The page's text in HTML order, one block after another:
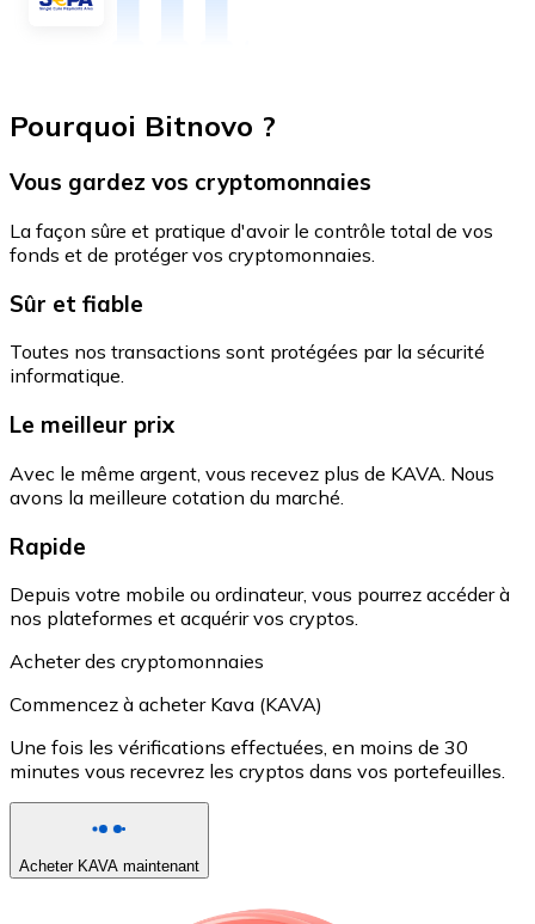
Pourquoi Bitnovo ?
Vous gardez vos cryptomonnaies
La façon sûre et pratique d'avoir le contrôle total de vos
fonds et de protéger vos cryptomonnaies.
Sûr et fiable
Toutes nos transactions sont protégées par la sécurité
informatique.
Le meilleur prix
Avec le même argent, vous recevez plus de KAVA. Nous
avons la meilleure cotation du marché.
Rapide
Depuis votre mobile ou ordinateur, vous pourrez accéder à
nos plateformes et acquérir vos cryptos.
Acheter des cryptomonnaies
Commencez à acheter Kava (KAVA)
Une fois les vérifications effectuées, en moins de 30
minutes vous recevrez les cryptos dans vos portefeuilles.
Acheter KAVA maintenant